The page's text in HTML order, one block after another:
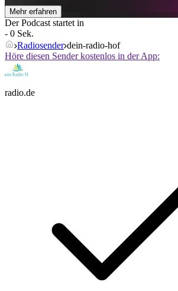
Mehr erfahren
Der Podcast startet in
- 0 Sek.
Radiosender dein-radio-hof
Höre diesen Sender kostenlos in der App:
radio.de